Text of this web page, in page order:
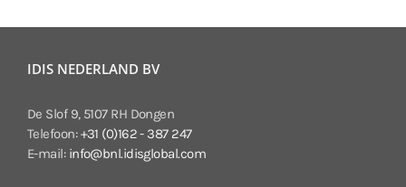
IDIS NEDERLAND BV
De Slof 9, 5107 RH Dongen
Telefoon:+31 (0)162 - 387 247
E-mail: info@bnl.idisglobal.com